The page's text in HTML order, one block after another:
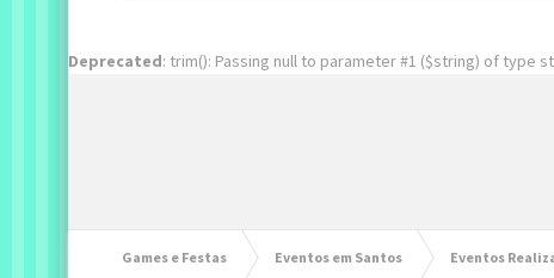
Deprecated: trim(): Passing null to parameter #1 ($string) of type
Games e Festas Eventos em Santos Eventos